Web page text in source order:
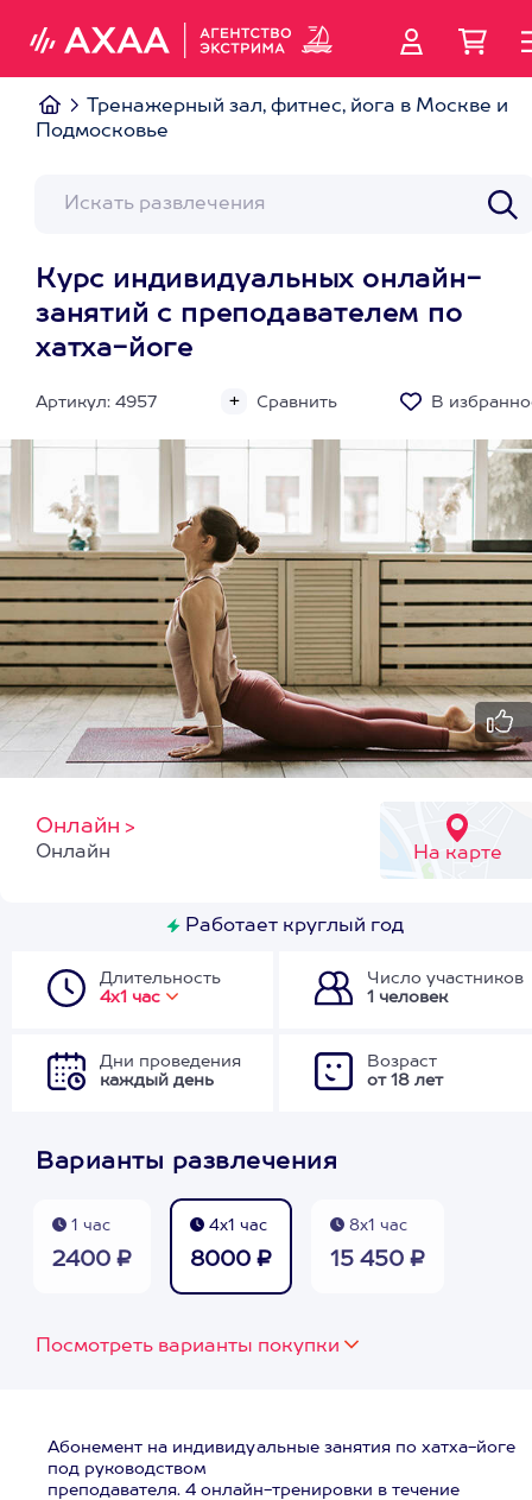
Тренажерный зал, фитнес, йога в Москве и
Подмосковье
Курс индивидуальных онлайн-
занятий с преподавателем по
хатха-йоге
Артикул: 4957 Сравнить В
Онлайн >
На карте
Онлайн
Работает круглый год
Длительность
4х1 час
Число участников
1 человек
Дни проведения
каждый день
Возраст
от 18 лет
Варианты развлечения
1 час
2400 ₽
4х1 час
8000 ₽
8х1 час
15 450 ₽
Посмотреть варианты покупки
Абонемент на индивидуальные занятия по хатха-йоге
под руководством
преподавателя. 4 онлайн-тренировки в течение